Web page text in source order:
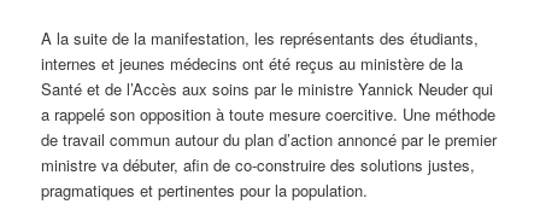
A la suite de la manifestation, les représentants des étudiants,
internes et jeunes médecins ont été reçus au ministère de la
Santé et de l’Accès aux soins par le ministre Yannick Neuder qui
a rappelé son opposition à toute mesure coercitive. Une méthode
de travail commun autour du plan d’action annoncé par le premier
ministre va débuter, afin de co-construire des solutions justes,
pragmatiques et pertinentes pour la population.